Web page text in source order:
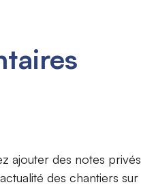
ajouter des notes privés
des chantiers sur